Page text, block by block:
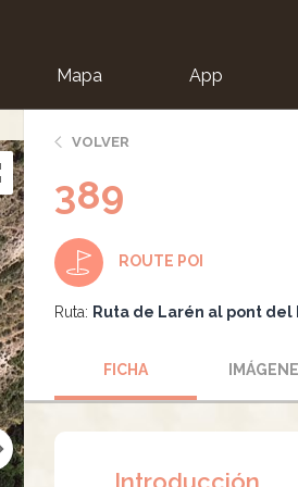
Mapa App
VOLVER
389
ROUTE POI
Ruta: Ruta de Larén al pont del
FICHA